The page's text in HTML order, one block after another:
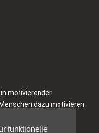
funktionelle
in motivierender
dazu motivieren
Leben anzustreben.